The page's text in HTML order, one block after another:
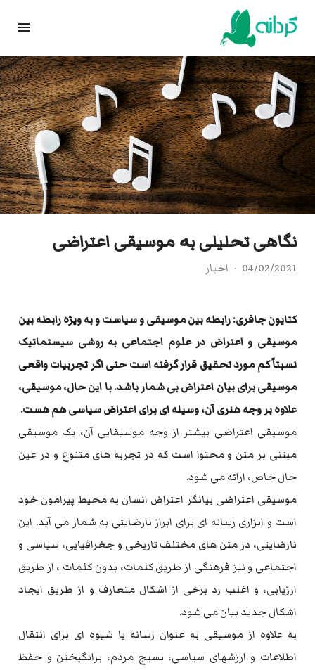
Skip
content
نگاهی تحلیلی بە موسیقی اعتراضی
04/02/2021 اخبار
کتایون جافری: رابطه بین موسیقی و سیاست و به ویژه رابطه بین
موسیقی و اعتراض در علوم اجتماعی به روشی سیستماتیک
نسبتاً کم مورد تحقیق قرار گرفته است حتی اگر تجربیات واقعی
موسیقی برای بیان اعتراض بی شمار باشد. با این حال، موسیقی،
علاوه بر وجه هنری آن، وسیله ای برای اعتراض سیاسی هم هست.
موسیقی اعتراضی بیشتر از وجه موسیقایی آن، یک موسیقی
مبتنی بر متن و محتوا است که در تجربه های متنوع و در عین
حال خاص، ارائه می شود.
موسیقی اعتراضی بیانگر اعتراض انسان به محیط پیرامون خود
است و ابزاری رسانه ای برای ابراز نارضایتی به شمار می آید. این
نارضایتی، در متن های مختلف تاریخی و جغرافیایی، سیاسی و
اجتماعی و نیز فرهنگی از طریق کلمات، بدون کلمات ، از طریق
ارزیابی، و اغلب رد برخی از اشکال متعارف و از طریق ایجاد
اشکال جدید بیان می شود.
به علاوه از موسیقی به عنوان رسانه یا شیوه ای برای انتقال
اطلاعات و ارزشهای سیاسی، بسیج مردم، برانگیختن و حفظ